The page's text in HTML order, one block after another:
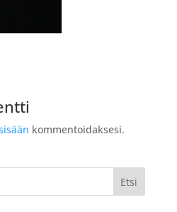
kommentoidaksesi.
Etsi